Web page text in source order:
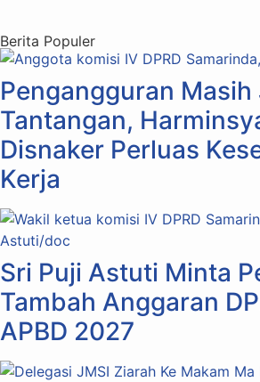
Berita Populer
Pengangguran Masih
Tantangan,
Disnaker Perluas
Kerja
Sri Puji Astuti Minta
Tambah Anggaran
APBD 2027